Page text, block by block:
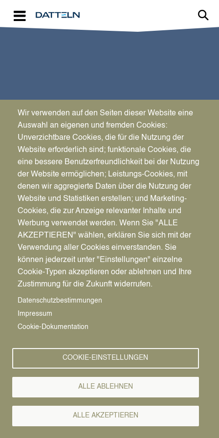
SPORT & KULTUR
Dabei sein ist alles
Pfadnavigation
Stadt | Rathaus | Familie Unsere Stadt Vereine
Vereine
Wir verwenden auf den Seiten dieser Website eine
Auswahl an eigenen und fremden Cookies:
Unverzichtbare Cookies, die für die Nutzung der
Website erforderlich sind; funktionale Cookies, die
eine bessere Benutzerfreundlichkeit bei der Nutzung
der Website ermöglichen; Leistungs-Cookies, mit
denen wir aggregierte Daten über die Nutzung der
Website und Statistiken erstellen; und Marketing-
Cookies, die zur Anzeige relevanter Inhalte und
Werbung verwendet werden. Wenn Sie "ALLE
AKZEPTIEREN" wählen, erklären Sie sich mit der
Verwendung aller Cookies einverstanden. Sie
können jederzeit unter "Einstellungen" einzelne
Cookie-Typen akzeptieren oder ablehnen und Ihre
Zustimmung für die Zukunft widerrufen.
Datenschutzbestimmungen
Impressum
Cookie-Dokumentation
COOKIE-EINSTELLUNGEN
ALLE ABLEHNEN
ALLE AKZEPTIEREN